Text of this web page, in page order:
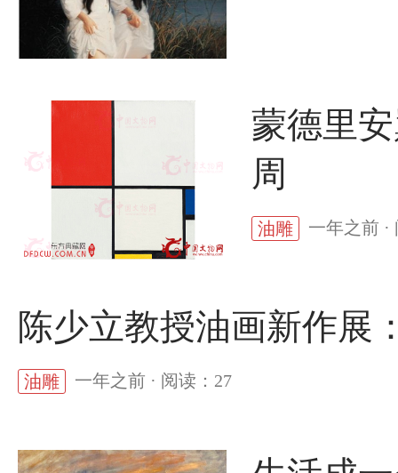
蒙德里
周
油雕 一年之前 ·
陈少立教授油画新作展
油雕 一年之前 · 阅读：27